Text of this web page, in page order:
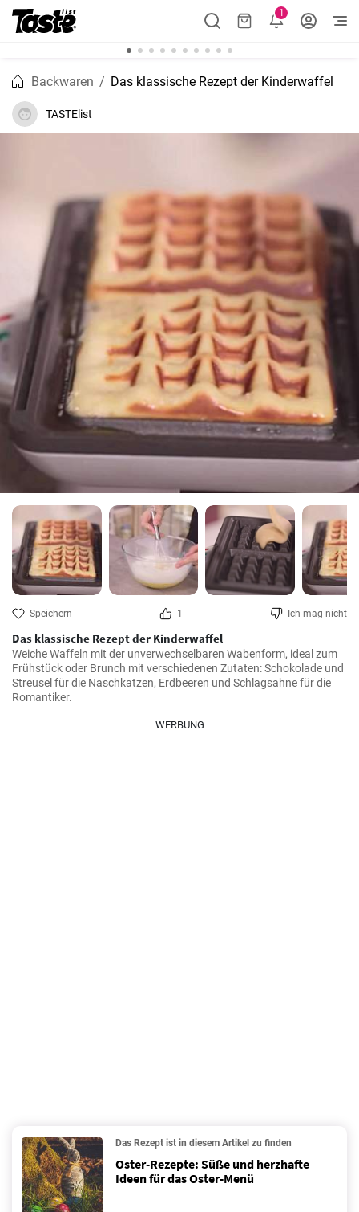
1
Backwaren Das klassische Rezept der Kinderwaffel
TASTElist
Speichern 1 Ich mag nicht
Das klassische Rezept der Kinderwaffel
Weiche Waffeln mit der unverwechselbaren Wabenform, ideal zum
Frühstück oder Brunch mit verschiedenen Zutaten: Schokolade und
Streusel für die Naschkatzen, Erdbeeren und Schlagsahne für die
Romantiker.
WERBUNG
Das Rezept ist in diesem Artikel zu finden
Oster-Rezepte: Süße und herzhafte
Ideen für das Oster-Menü